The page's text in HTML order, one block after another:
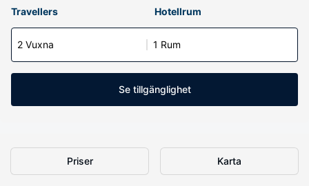
Travellers Hotellrum
2 Vuxna 1 Rum
Se tillgänglighet
Priser Karta